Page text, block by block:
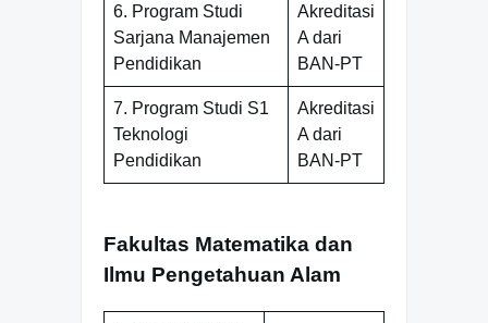
6. Program Studi
Sarjana Manajemen
Pendidikan
Akreditasi
A dari
BAN-PT
7. Program Studi S1
Teknologi
Pendidikan
Akreditasi
A dari
BAN-PT
Fakultas Matematika dan
Ilmu Pengetahuan Alam